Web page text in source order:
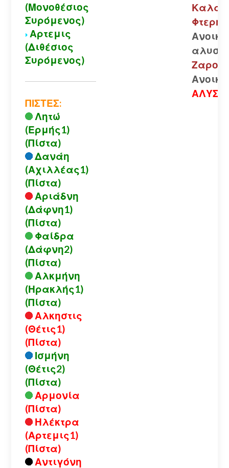
(Μονοθέσιος
Συρόμενος)
Αρτεμις
(Διθέσιος
Συρόμενος)
ΠΙΣΤΕΣ:
Λητώ
(Ερμής1)
(Πίστα)
Δανάη
(Αχιλλέας1)
(Πίστα)
Αριάδνη
(Δάφνη1)
(Πίστα)
Φαίδρα
(Δάφνη2)
(Πίστα)
Αλκμήνη
(Ηρακλής1)
(Πίστα)
Αλκηστις
(Θέτις1)
(Πίστα)
Ισμήνη
(Θέτις2)
(Πίστα)
Αρμονία
(Πίστα)
Ηλέκτρα
(Αρτεμις1)
(Πίστα)
Αντιγόνη